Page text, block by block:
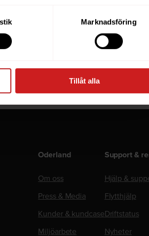
Marknadsföring
Tillåt alla
this FAQ
Oderland
Om oss
Press & Media
Kunder & kundcase
Miljöarbete
Support &
Hjälp &
Flytthjälp
Driftstatus
Nyheter